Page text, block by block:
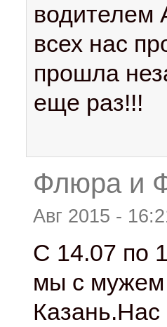
водителем
всех нас
прошла
еще раз!!!
Флюра и
Авг 2015 -
С 14.07 по
мы с мужем
Казань.Нас